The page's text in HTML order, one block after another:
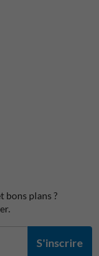
bons plans ?
S'inscrire